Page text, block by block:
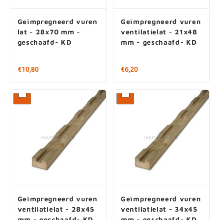
lat - 28x70 mm -
geschaafd- KD
€ 2,57 / m1
ventilatielat - 21x48
mm - geschaafd- KD
Geïmpregneerd vuren
ventilatielat - 28x45
Geïmpregneerd vuren
ventilatielat - 34x45